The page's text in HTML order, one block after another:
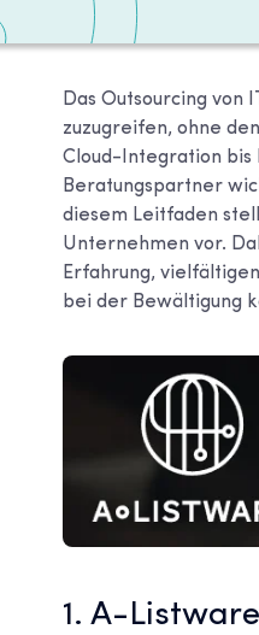
Das Outsourcing von
zuzugreifen, ohne
Cloud-Integration bis
Beratungspartner
diesem Leitfaden
Unternehmen vor.
Erfahrung,
bei der Bewältigung
1. A-Listware